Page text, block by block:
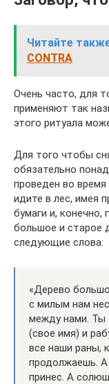
Читайте
CONTRA
Очень часто, для
применяют так
этого ритуала
Для того чтобы
обязательно
проведен во
идите в лес, имея
бумаги и, конечно,
большое и старое
следующие слова:
«Дерево
с милым нам
между нами. Ты
(свое имя) и
все наши раны,
продолжаешь. А
принес. А